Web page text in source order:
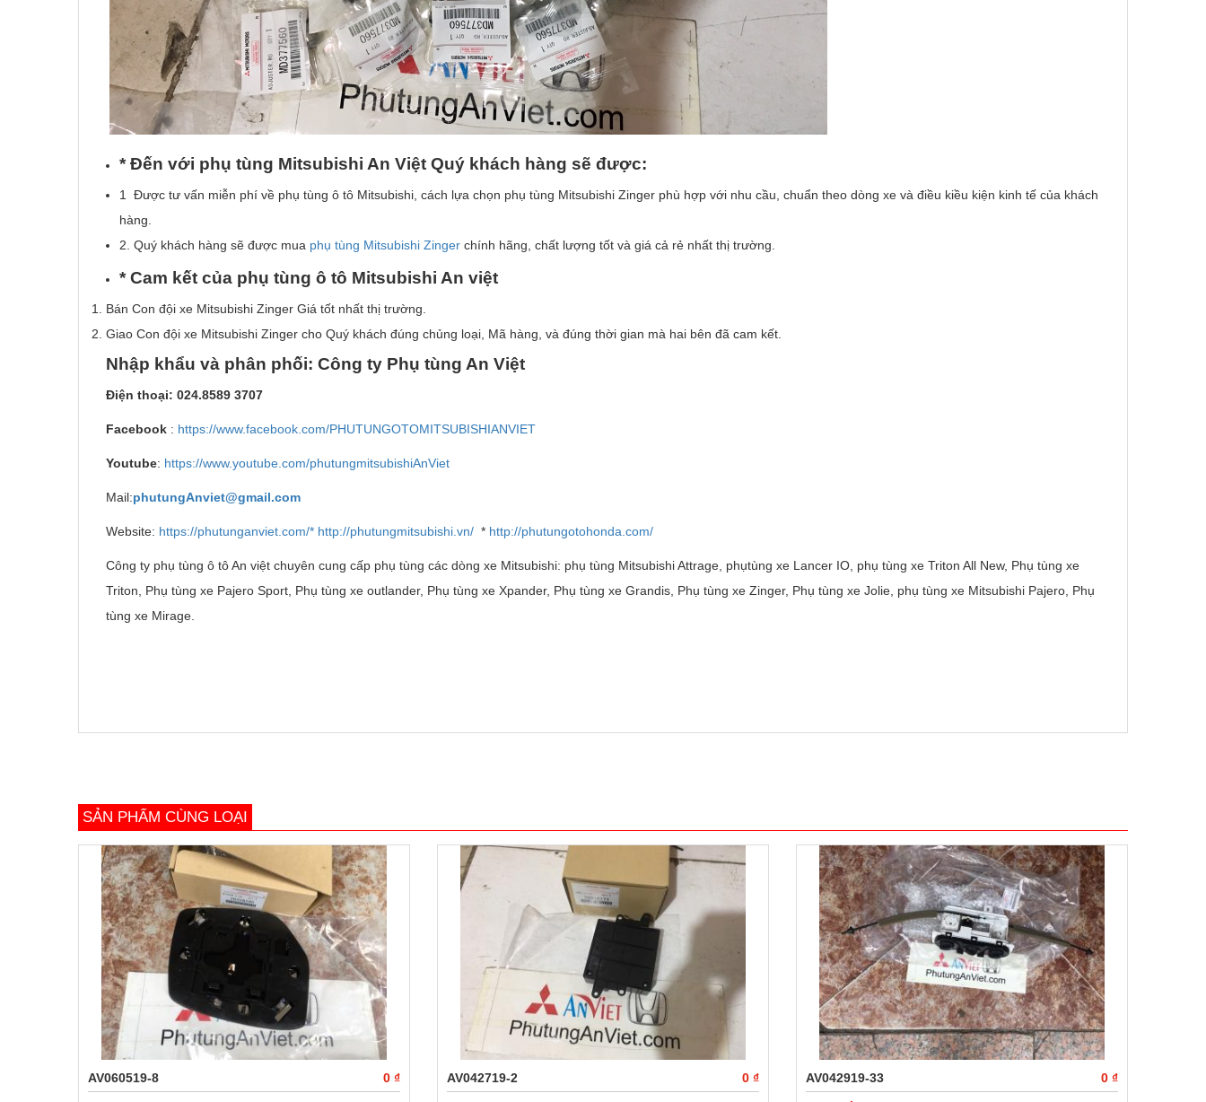
* Đến với phụ tùng Mitsubishi An Việt Quý khách hàng sẽ được:
1 Được tư vấn miễn phí về phụ tùng ô tô Mitsubishi, cách lựa chọn phụ tùng Mitsubishi Zinger phù hợp với nhu cầu, chuẩn theo dòng xe và điều kiều kiện kinh tế của khách
hàng.
2. Quý khách hàng sẽ được mua phụ tùng Mitsubishi Zinger chính hãng, chất lượng tốt và giá cả rẻ nhất thị trường.
*Cam kết của phụ tùng ô tô Mitsubishi An việt
Bán Con đội xe Mitsubishi Zinger Giá tốt nhất thị trường.
Giao Con đội xe Mitsubishi Zinger cho Quý khách đúng chủng loại, Mã hàng, và đúng thời gian mà hai bên đã cam kết.
Nhập khẩu và phân phối: Công ty Phụ tùng An Việt
Điện thoại: 024.8589 3707
Facebook : https://www.facebook.com/PHUTUNGOTOMITSUBISHIANVIET
Youtube: https://www.youtube.com/phutungmitsubishiAnViet
Mail:phutungAnviet@gmail.com
Website: https://phutunganviet.com/* http://phutungmitsubishi.vn/ * http://phutungotohonda.com/
Công ty phụ tùng ô tô An việt chuyên cung cấp phụ tùng các dòng xe Mitsubishi: phụ tùng Mitsubishi Attrage, phụtùng xe Lancer IO, phụ tùng xe Triton All New, Phụ tùng xe
Triton, Phụ tùng xe Pajero Sport, Phụ tùng xe outlander, Phụ tùng xe Xpander, Phụ tùng xe Grandis, Phụ tùng xe Zinger, Phụ tùng xe Jolie, phụ tùng xe Mitsubishi Pajero, Phụ
tùng xe Mirage.
SẢN PHẨM CÙNG LOẠI
AV060519-8 0 ₫ AV042719-2 0 ₫ AV042919-33 0 ₫